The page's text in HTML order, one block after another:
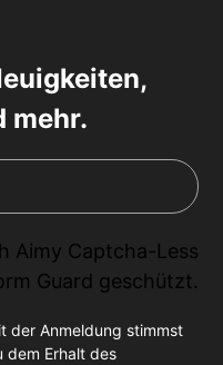
mehr.
Aimy Captcha-Less
Guard geschützt.
der Anmeldung stimmst
dem Erhalt des